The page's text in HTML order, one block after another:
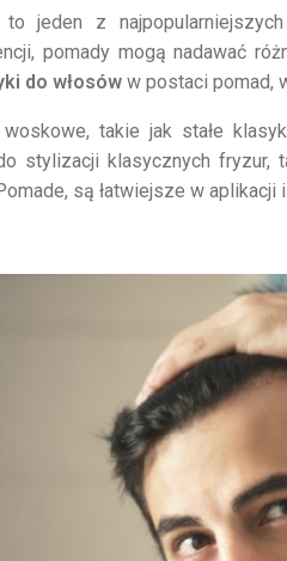
to jeden z
pomady mogą nadawać
do włosów w postaci pomad,
woskowe, takie jak stałe
stylizacji klasycznych fryzur,
są łatwiejsze w aplikacji